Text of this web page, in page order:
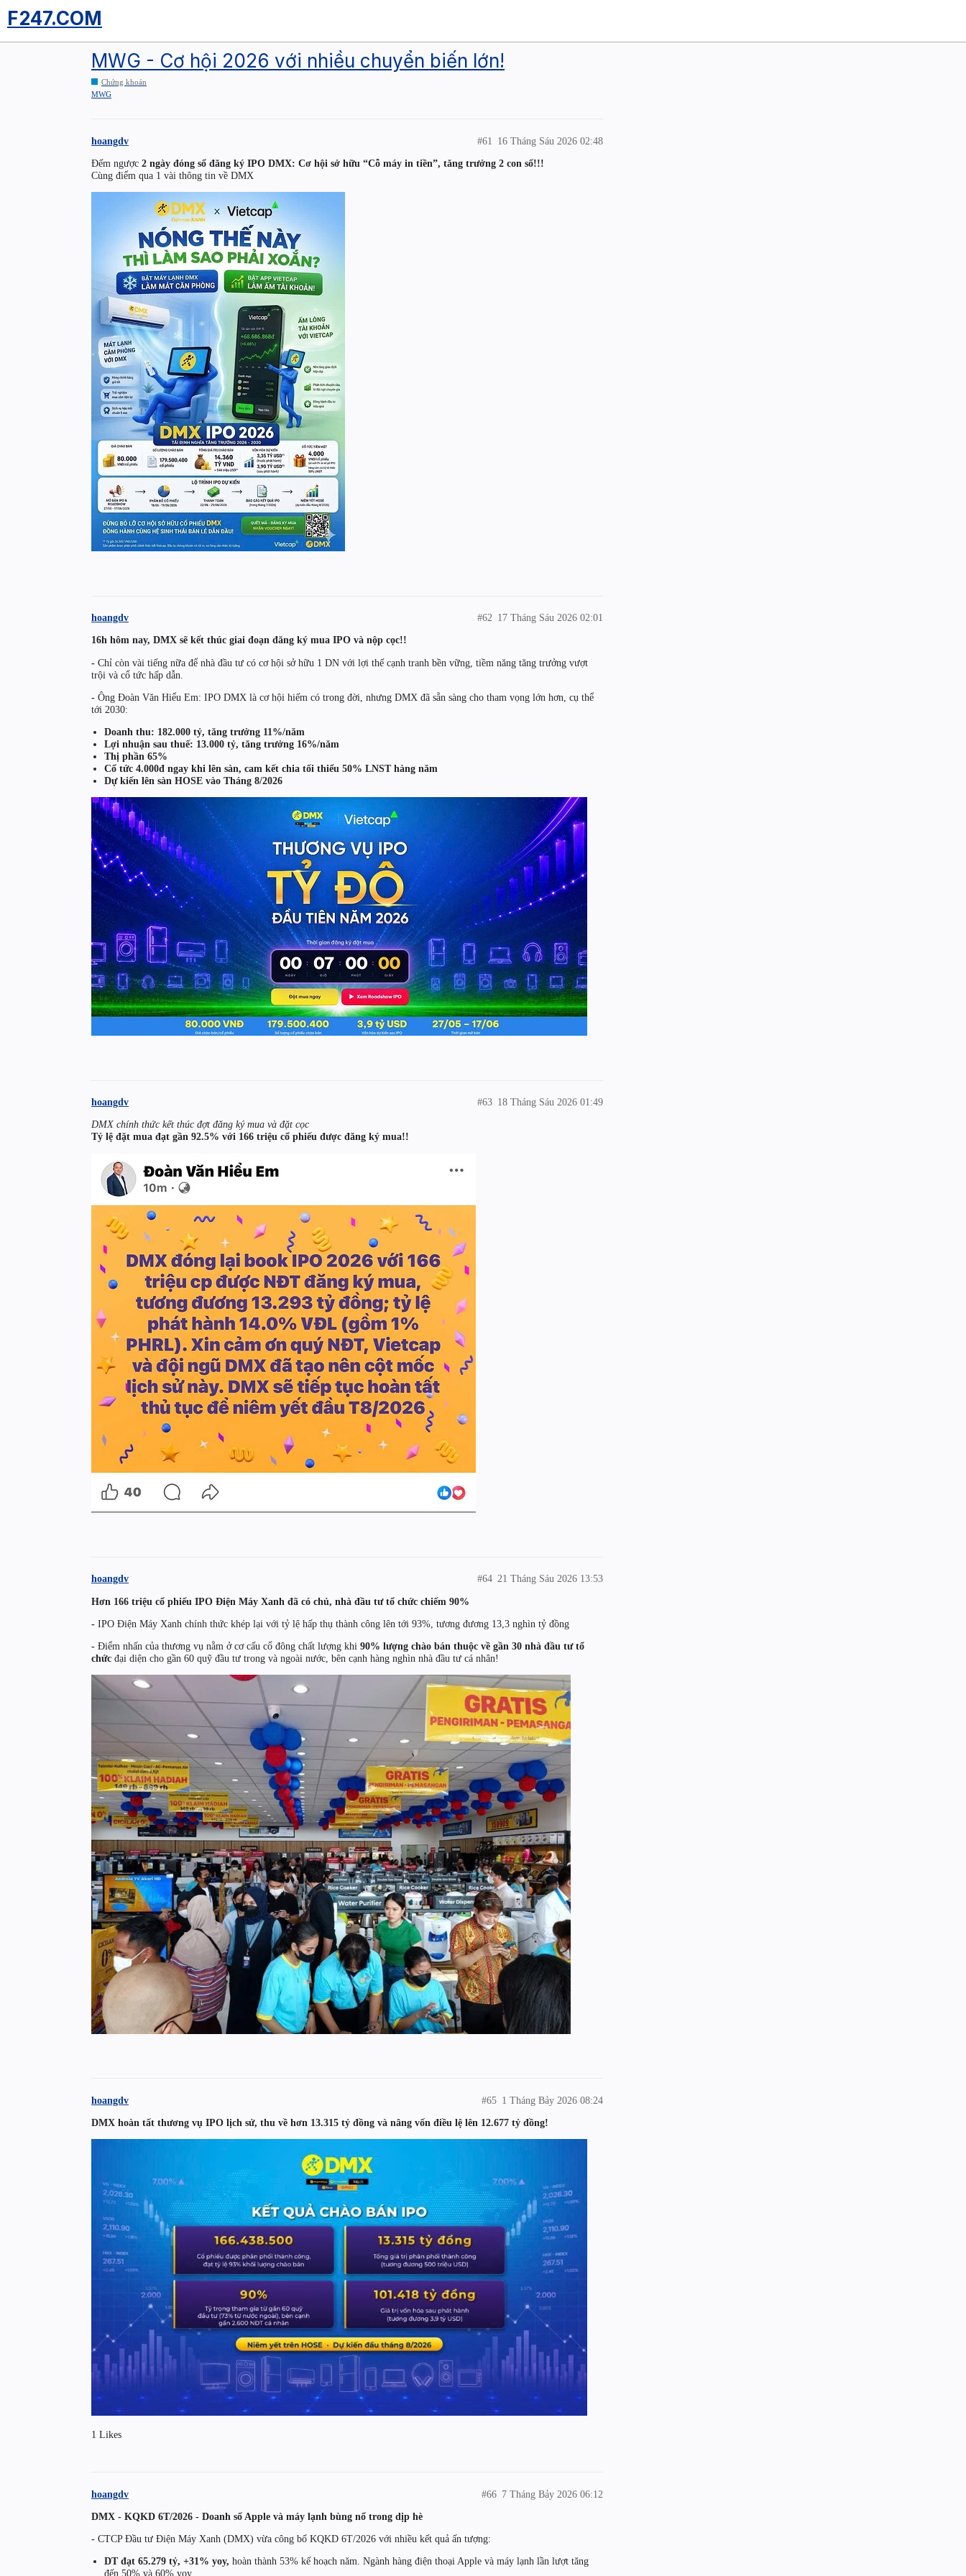
F247.COM
MWG - Cơ hội 2026 với nhiều chuyển biến lớn!
Chứng khoán
MWG
hoangdv 16 Tháng Sáu 2026 02:48
#61
Đếm ngược 2 ngày đóng sổ đăng ký IPO DMX: Cơ hội sở hữu “Cỗ máy in tiền”, tăng trưởng 2 con số!!!
Cùng điểm qua 1 vài thông tin về DMX
hoangdv 17 Tháng Sáu 2026 02:01
#62
16h hôm nay, DMX sẽ kết thúc giai đoạn đăng ký mua IPO và nộp cọc!!
- Chỉ còn vài tiếng nữa để nhà đầu tư có cơ hội sở hữu 1 DN với lợi thế cạnh tranh bền vững, tiềm năng tăng trưởng vượt
trội và cổ tức hấp dẫn.
- Ông Đoàn Văn Hiểu Em: IPO DMX là cơ hội hiếm có trong đời, nhưng DMX đã sẵn sàng cho tham vọng lớn hơn, cụ thể
tới 2030:
Doanh thu: 182.000 tỷ, tăng trưởng 11%/năm
Lợi nhuận sau thuế: 13.000 tỷ, tăng trưởng 16%/năm
Thị phần 65%
Cổ tức 4.000đ ngay khi lên sàn, cam kết chia tối thiểu 50% LNST hàng năm
Dự kiến lên sàn HOSE vào Tháng 8/2026
hoangdv 18 Tháng Sáu 2026 01:49
#63
DMX chính thức kết thúc đợt đăng ký mua và đặt cọc
Tỷ lệ đặt mua đạt gần 92.5% với 166 triệu cổ phiếu được đăng ký mua!!
hoangdv 21 Tháng Sáu 2026 13:53
#64
Hơn 166 triệu cổ phiếu IPO Điện Máy Xanh đã có chủ, nhà đầu tư tổ chức chiếm 90%
- IPO Điện Máy Xanh chính thức khép lại với tỷ lệ hấp thụ thành công lên tới 93%, tương đương 13,3 nghìn tỷ đồng
- Điểm nhấn của thương vụ nằm ở cơ cấu cổ đông chất lượng khi 90% lượng chào bán thuộc về gần 30 nhà đầu tư tổ
chức đại diện cho gần 60 quỹ đầu tư trong và ngoài nước, bên cạnh hàng nghìn nhà đầu tư cá nhân!
hoangdv 1 Tháng Bảy 2026 08:24
#65
DMX hoàn tất thương vụ IPO lịch sử, thu về hơn 13.315 tỷ đồng và nâng vốn điều lệ lên 12.677 tỷ đồng!
1 Likes
hoangdv 7 Tháng Bảy 2026 06:12
#66
DMX - KQKD 6T/2026 - Doanh số Apple và máy lạnh bùng nổ trong dịp hè
- CTCP Đầu tư Điện Máy Xanh (DMX) vừa công bố KQKD 6T/2026 với nhiều kết quả ấn tượng:
DT đạt 65.279 tỷ, +31% yoy, hoàn thành 53% kế hoạch năm. Ngành hàng điện thoại Apple và máy lạnh lần lượt tăng
đến 50% và 60% yoy